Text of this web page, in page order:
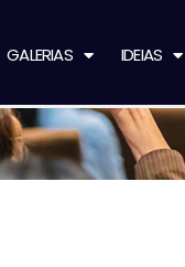
GALERIAS IDEIAS